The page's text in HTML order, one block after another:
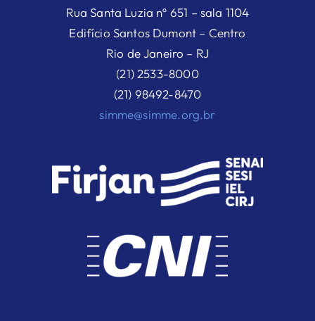
Rua Santa Luzia nº 651 – sala 1104
Edifício Santos Dumont – Centro
Rio de Janeiro – RJ
(21) 2533-8000
(21) 98492-8470
simme@simme.org.br